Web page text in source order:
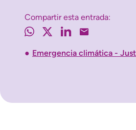
Compartir esta entrada:
Emergencia climática -